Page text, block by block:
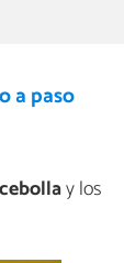
a paso
y los